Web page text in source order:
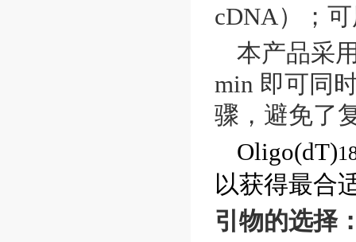
cDNA ）；
本产品采
min 即可同
骤，避免了
Oligo(dT)
以获得最合
引物的选择